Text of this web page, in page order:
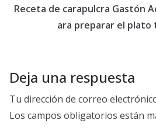
Receta de carapulcra Gastón
ara preparar el plato
Deja una respuesta
Tu dirección de correo
Los campos obligatorios están